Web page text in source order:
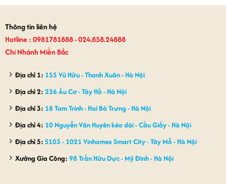
980,000₫. là: 780,000₫. là:
Thông tin liên hệ
Hotline : 0981781888 - 024.858.24888
Chi Nhánh Miền Bắc
Địa chỉ 1: 155 Vũ Hữu - Thanh Xuân - Hà Nội
Địa chỉ 2: 236 Âu Cơ - Tây Hồ - Hà Nội
Địa chỉ 3: 18 Tam Trinh - Hai Bà Trưng - Hà Nội
Địa chỉ 4: 10 Nguyễn Văn Huyên kéo dài - Cầu Giấy - Hà Nội
Địa chỉ 5: S103 - 1021 Vinhomes Smart City - Tây Mỗ - Hà Nội
Xưởng Gia Công: 98 Trần Hữu Dực - Mỹ Đình - Hà Nội